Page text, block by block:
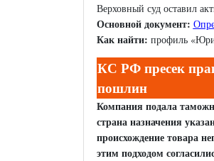
Верховный суд оставил
Основной документ:
Как найти: профиль
КС РФ пресек
пошлин
Компания подала
страна назначения
происхождение товара
этим подходом